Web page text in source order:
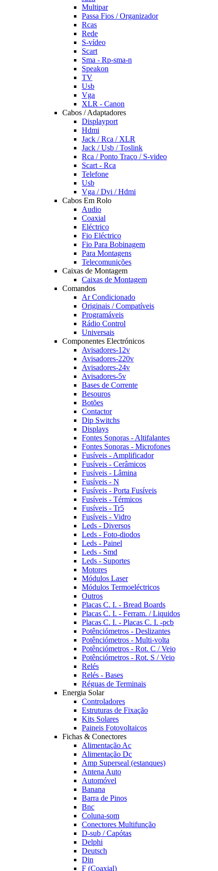
Multipar
Passa Fios / Organizador
Rcas
Rede
S-vídeo
Scart
Sma - Rp-sma-n
Speakon
TV
Usb
Vga
XLR - Canon
Cabos / Adaptadores
Displayport
Hdmi
Jack / Rca / XLR
Jack / Usb / Toslink
Rca / Ponto Traço / S-video
Scart - Rca
Telefone
Usb
Vga / Dvi / Hdmi
Cabos Em Rolo
Audio
Coaxial
Eléctrico
Fio Eléctrico
Fio Para Bobinagem
Para Montagens
Telecomunições
Caixas de Montagem
Caixas de Montagem
Comandos
Ar Condicionado
Originais / Compatíveis
Programáveis
Rádio Control
Universais
Componentes Electrónicos
Avisadores-12v
Avisadores-220v
Avisadores-24v
Avisadores-5v
Bases de Corrente
Besouros
Botões
Contactor
Dip Switchs
Displays
Fontes Sonoras - Altifalantes
Fontes Sonoras - Microfones
Fusíveis - Amplificador
Fusíveis - Cerâmicos
Fusíveis - Lâmina
Fusíveis - N
Fusíveis - Porta Fusíveis
Fusíveis - Térmicos
Fusíveis - Tr5
Fusíveis - Vidro
Leds - Diversos
Leds - Foto-diodos
Leds - Painel
Leds - Smd
Leds - Suportes
Motores
Módulos Laser
Módulos Termoeléctricos
Outros
Placas C. I. - Bread Boards
Placas C. I. - Ferram. / Liquidos
Placas C. I. - Placas C. I. -pcb
Potênciómetros - Deslizantes
Potênciómetros - Multi-volta
Potênciómetros - Rot. C / Veio
Potênciómetros - Rot. S / Veio
Relés
Relés - Bases
Réguas de Terminais
Energia Solar
Controladores
Estruturas de Fixação
Kits Solares
Paineis Fotovoltaicos
Fichas & Conectores
Alimentação Ac
Alimentação Dc
Amp Superseal (estanques)
Antena Auto
Automóvel
Banana
Barra de Pinos
Bnc
Coluna-som
Conectores Multifunção
D-sub / Capótas
Delphi
Deutsch
Din
F (Coaxial)